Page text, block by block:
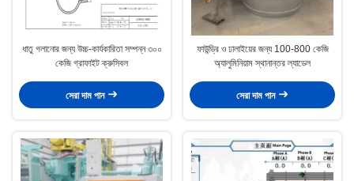
ধাতু গলানোর জন্য উচ্চ-কার্যকারিতা সম্পন্ন ৩০০
কেজি গ্রাফাইট ক্রুসিবল
সেরা দাম পান
ফাউন্ড্রি ও ঢালাইয়ের জন্য 100-800 কেজি
অ্যালুমিনিয়াম স্থানান্তর ল্যাডেল
সেরা দাম পান